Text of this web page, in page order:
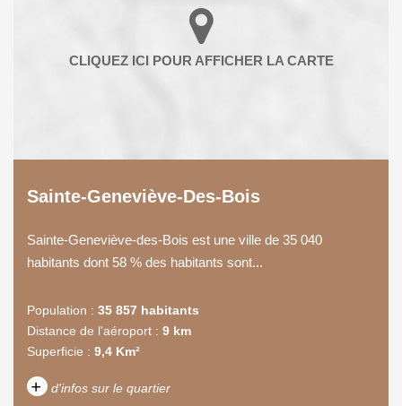
Sainte-Geneviève-Des-Bois
Sainte-Geneviève-des-Bois est une ville de 35 040
habitants dont 58 % des habitants sont...
Population : 35 857 habitants
Distance de l'aéroport : 9 km
Superficie : 9,4 Km²
+ d'infos sur le quartier